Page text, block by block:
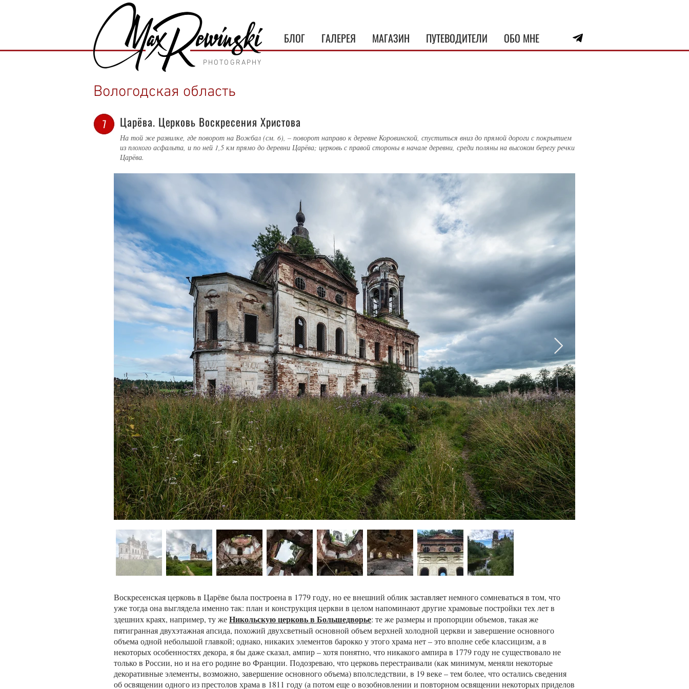
БЛОГ ГАЛЕРЕЯ МАГАЗИН ПУТЕВОДИТЕЛИ ОБО МНЕ
PHOTOGRAPHY
Вологодская область
7 Царёва. Церковь Воскресения Христова
На той же развилке, где поворот на Вожбал (см. 6), – поворот направо к деревне Коровинской, спуститься вниз до прямой дороги с покрытием
из плохого асфальта, и по ней 1,5 км прямо до деревни Царёва; церковь с правой стороны в начале деревни, среди поляны на высоком берегу речки
Царёва.
Воскресенская церковь в Царёве была построена в 1779 году, но ее внешний облик заставляет немного сомневаться в том, что
уже тогда она выглядела именно так: план и конструкция церкви в целом напоминают другие храмовые постройки тех лет в
здешних краях, например, ту жеНикольскую церковь в Большедворье: те же размеры и пропорции объемов, такая же
пятигранная двухэтажная апсида, похожий двухсветный основной объем верхней холодной церкви и завершение основного
объема одной небольшой главкой; однако, никаких элементов барокко у этого храма нет – это вполне себе классицизм, а в
некоторых особенностях декора, я бы даже сказал, ампир – хотя понятно, что никакого ампира в 1779 году не существовало не
только в России, но и на его родине во Франции. Подозреваю, что церковь перестраивали (как минимум, меняли некоторые
декоративные элементы, возможно, завершение основного объема) вполследствии, в 19 веке – тем более, что остались сведения
об освящении одного из престолов храма в 1811 году (а потом еще о возобновлении и повторном освящении некоторых приделов